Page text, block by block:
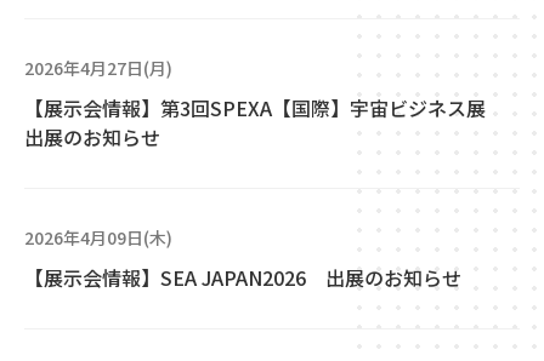
2026年4月27日(月)
【展示会情報】第3回SPEXA【国際】宇宙ビジネス展
出展のお知らせ
2026年4月09日(木)
【展示会情報】SEA JAPAN2026 出展のお知らせ